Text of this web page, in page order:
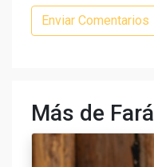
Más de